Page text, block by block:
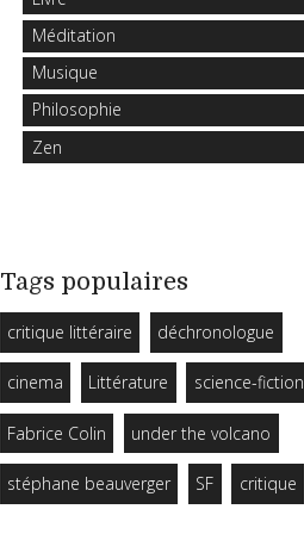
Méditation
Musique
Philosophie
Zen
Tags populaires
critique littéraire déchronologue
cinema Littérature science-fiction
Fabrice Colin under the volcano
stéphane beauverger SF critique